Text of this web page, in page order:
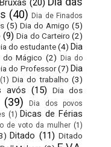
(20)
(40) Dia de Finados
(5) Dia do Amigo (5)
(9) Dia do Carteiro (2)
do estudante(4) Dia
do Mágico (2)
Dia do
do Professor (7) Dia
(1) Dia do trabalho (3)
avós (15)
Dia dos
(39)
Dia dos povos
(1) Dicas de Férias
de voto da mulher (1)
Ditado (11) Ditado